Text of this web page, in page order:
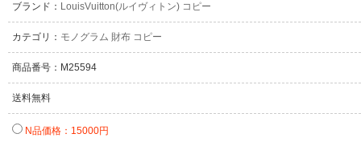
ブランド： LouisVuitton(ルイヴィトン) コピー
カテゴリ： モノグラム 財布 コピー
商品番号：M25594
送料無料
N品価格：15000円